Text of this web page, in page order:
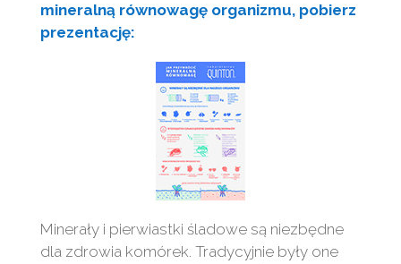
mineralną równowagę organizmu, pobierz
prezentację:
Minerały i pierwiastki śladowe są niezbędne
dla zdrowia komórek. Tradycyjnie były one